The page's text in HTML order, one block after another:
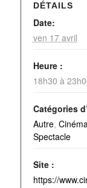
DÉTAILS
Date:
ven 17 avril
Heure :
18h30 à
Catégories
Autre,
Spectacle
Site :
https://